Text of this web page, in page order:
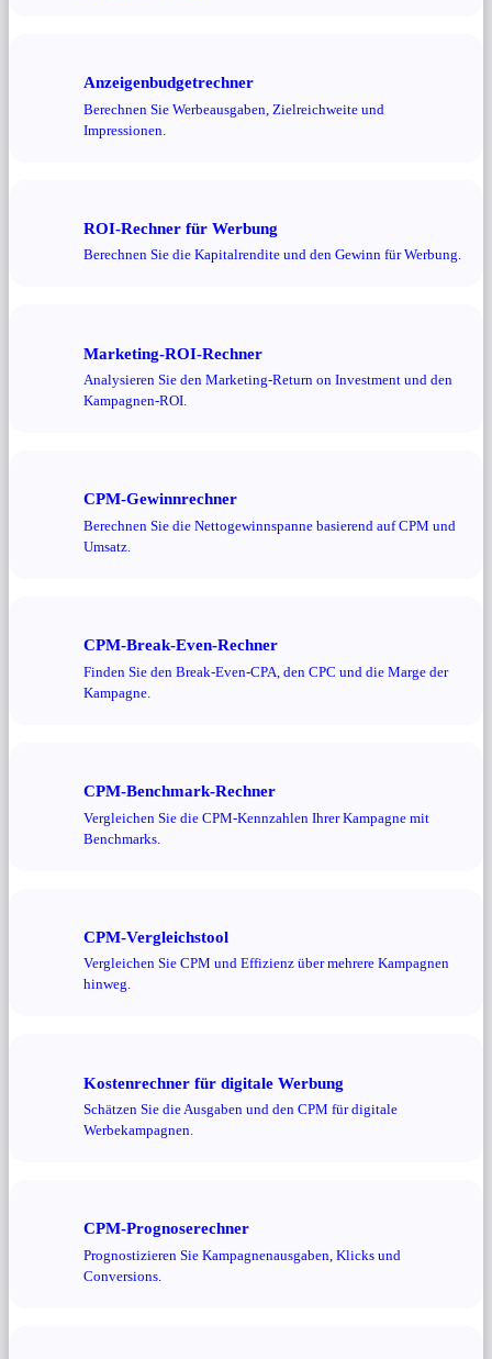
Anzeigenbudgetrechner
Berechnen Sie Werbeausgaben, Zielreichweite und
Impressionen.
ROI-Rechner für Werbung
Berechnen Sie die Kapitalrendite und den Gewinn für Werbung.
Marketing-ROI-Rechner
Analysieren Sie den Marketing-Return on Investment und den
Kampagnen-ROI.
CPM-Gewinnrechner
Berechnen Sie die Nettogewinnspanne basierend auf CPM und
Umsatz.
CPM-Break-Even-Rechner
Finden Sie den Break-Even-CPA, den CPC und die Marge der
Kampagne.
CPM-Benchmark-Rechner
Vergleichen Sie die CPM-Kennzahlen Ihrer Kampagne mit
Benchmarks.
CPM-Vergleichstool
Vergleichen Sie CPM und Effizienz über mehrere Kampagnen
hinweg.
Kostenrechner für digitale Werbung
Schätzen Sie die Ausgaben und den CPM für digitale
Werbekampagnen.
CPM-Prognoserechner
Prognostizieren Sie Kampagnenausgaben, Klicks und
Conversions.